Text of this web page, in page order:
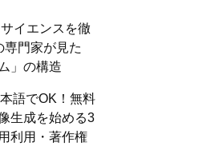
サイエンスを徹
専門家が見た
」の構造
語でOK！無料
生成を始める3
利用・著作権